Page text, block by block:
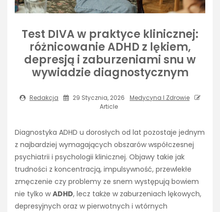
Test DIVA w praktyce klinicznej:
różnicowanie ADHD z lękiem,
depresją i zaburzeniami snu w
wywiadzie diagnostycznym
Redakcja 29 Stycznia, 2026
Medycyna I Zdrowie
Article
Diagnostyka ADHD u dorosłych od lat pozostaje jednym
z najbardziej wymagających obszarów współczesnej
psychiatrii i psychologii klinicznej. Objawy takie jak
trudności z koncentracją, impulsywność, przewlekłe
zmęczenie czy problemy ze snem występują bowiem
nie tylko w ADHD, lecz także w zaburzeniach lękowych,
depresyjnych oraz w pierwotnych i wtórnych